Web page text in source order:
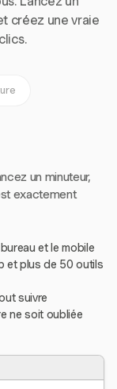
créez une vraie
un minuteur,
exactement
et le mobile
et plus de 50 outils
suivre
ne soit oubliée